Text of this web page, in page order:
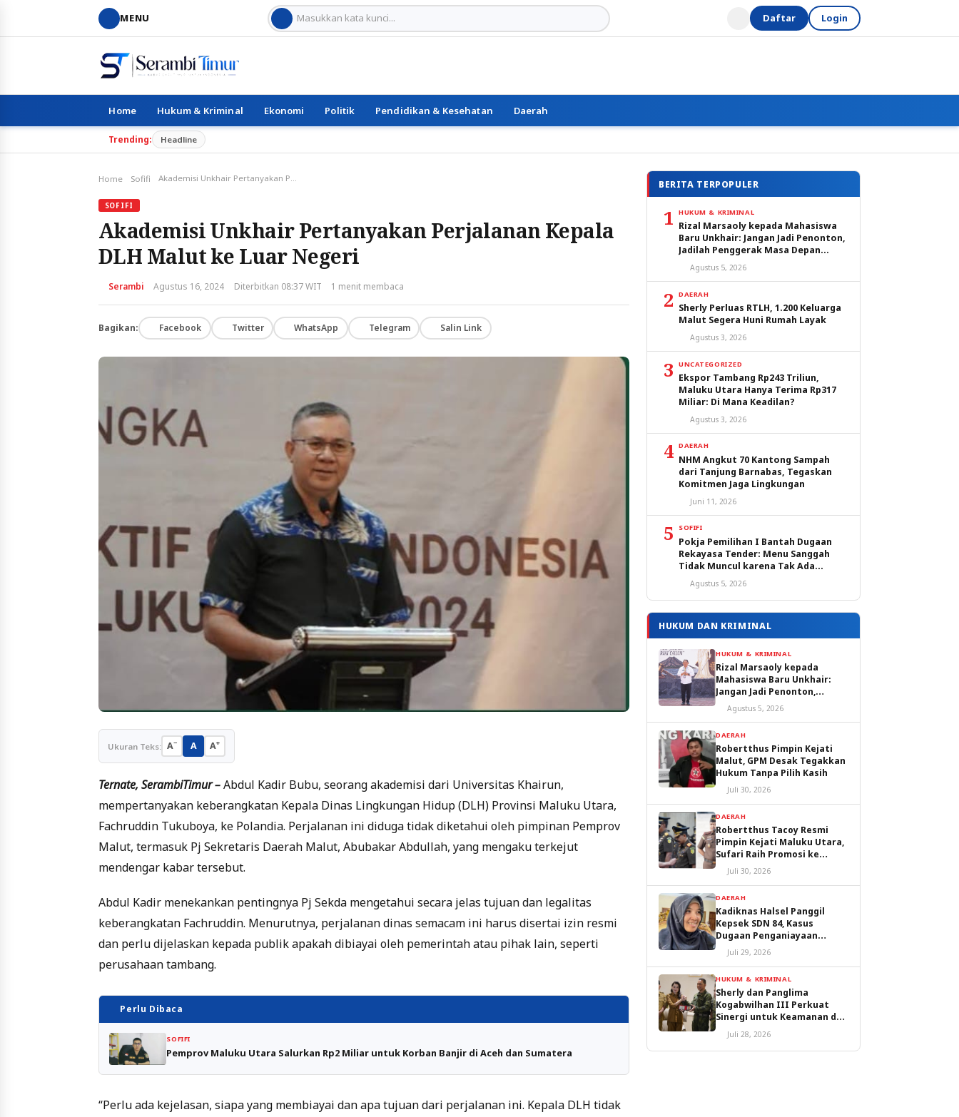
MENU Daftar Login
Home Hukum & Kriminal Ekonomi Politik Pendidikan & Kesehatan Daerah
Trending: Headline
Home Sofifi Akademisi Unkhair Pertanyakan Perjalanan Kepala DLH Malut ke Luar Negeri
SOFIFI
Akademisi Unkhair Pertanyakan Perjalanan Kepala
DLH Malut ke Luar Negeri
Serambi Agustus 16, 2024 Diterbitkan 08:37 WIT 1 menit membaca
Bagikan: Facebook Twitter WhatsApp Telegram Salin Link
Ukuran Teks: A− A A+
Ternate, SerambiTimur –Abdul Kadir Bubu, seorang akademisi dari Universitas Khairun,
mempertanyakan keberangkatan Kepala Dinas Lingkungan Hidup (DLH) Provinsi Maluku Utara,
Fachruddin Tukuboya, ke Polandia. Perjalanan ini diduga tidak diketahui oleh pimpinan Pemprov
Malut, termasuk Pj Sekretaris Daerah Malut, Abubakar Abdullah, yang mengaku terkejut
mendengar kabar tersebut.
Abdul Kadir menekankan pentingnya Pj Sekda mengetahui secara jelas tujuan dan legalitas
keberangkatan Fachruddin. Menurutnya, perjalanan dinas semacam ini harus disertai izin resmi
dan perlu dijelaskan kepada publik apakah dibiayai oleh pemerintah atau pihak lain, seperti
perusahaan tambang.
Perlu Dibaca
SOFIFI
Pemprov Maluku Utara Salurkan Rp2 Miliar untuk Korban Banjir di Aceh dan Sumatera
“Perlu ada kejelasan, siapa yang membiayai dan apa tujuan dari perjalanan ini. Kepala DLH tidak
BERITA TERPOPULER
1 HUKUM & KRIMINAL
Rizal Marsaoly kepada Mahasiswa
Baru Unkhair: Jangan Jadi Penonton,
Jadilah Penggerak Masa Depan
Ternate dan Maluku Utara
Agustus 5, 2026
2 DAERAH
Sherly Perluas RTLH, 1.200 Keluarga
Malut Segera Huni Rumah Layak
Agustus 3, 2026
3 UNCATEGORIZED
Ekspor Tambang Rp243 Triliun,
Maluku Utara Hanya Terima Rp317
Miliar: Di Mana Keadilan?
Agustus 3, 2026
4 DAERAH
NHM Angkut 70 Kantong Sampah
dari Tanjung Barnabas, Tegaskan
Komitmen Jaga Lingkungan
Juni 11, 2026
5 SOFIFI
Pokja Pemilihan I Bantah Dugaan
Rekayasa Tender: Menu Sanggah
Tidak Muncul karena Tak Ada
Peserta yang Lulus Evaluasi
Agustus 5, 2026
HUKUM DAN KRIMINAL
HUKUM & KRIMINAL
Rizal Marsaoly kepada
Mahasiswa Baru Unkhair:
Jangan Jadi Penonton,
Jadilah Penggerak Masa
Depan Ternate dan Maluku
Agustus 5, 2026
DAERAH
Robertthus Pimpin Kejati
Malut, GPM Desak Tegakkan
Hukum Tanpa Pilih Kasih
Juli 30, 2026
DAERAH
Robertthus Tacoy Resmi
Pimpin Kejati Maluku Utara,
Sufari Raih Promosi ke
Kejaksaan Agung
Juli 30, 2026
DAERAH
Kadiknas Halsel Panggil
Kepsek SDN 84, Kasus
Dugaan Penganiayaan
Diproses
Juli 29, 2026
HUKUM & KRIMINAL
Sherly dan Panglima
Kogabwilhan III Perkuat
Sinergi untuk Keamanan dan
Pembangunan Malut
Juli 28, 2026